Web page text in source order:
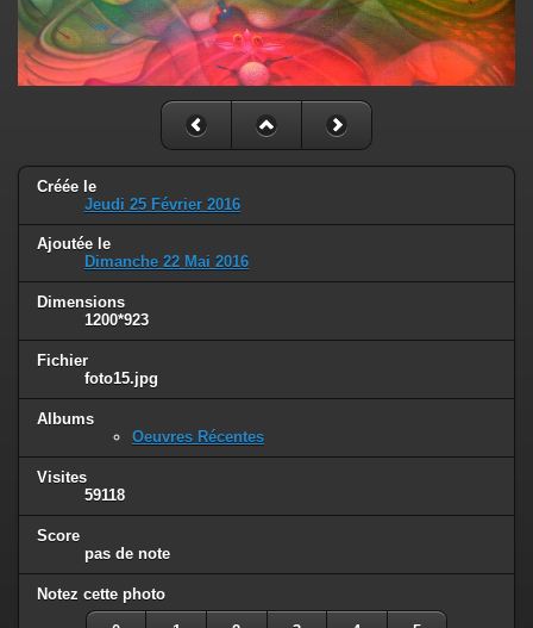
Créée le
Jeudi 25 Février 2016
Ajoutée le
Dimanche 22 Mai 2016
Dimensions
1200*923
Fichier
foto15.jpg
Albums
Oeuvres Récentes
Visites
59118
Score
pas de note
Notez cette photo